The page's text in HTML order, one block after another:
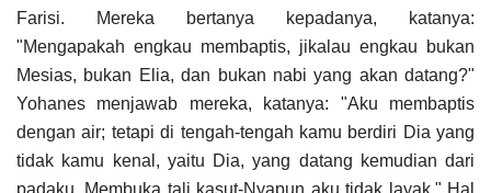
Farisi. Mereka bertanya kepadanya, katanya:
"Mengapakah engkau membaptis, jikalau engkau bukan
Mesias, bukan Elia, dan bukan nabi yang akan datang?"
Yohanes menjawab mereka, katanya: "Aku membaptis
dengan air; tetapi di tengah-tengah kamu berdiri Dia yang
tidak kamu kenal, yaitu Dia, yang datang kemudian dari
padaku. Membuka tali kasut-Nyapun aku tidak layak." Hal